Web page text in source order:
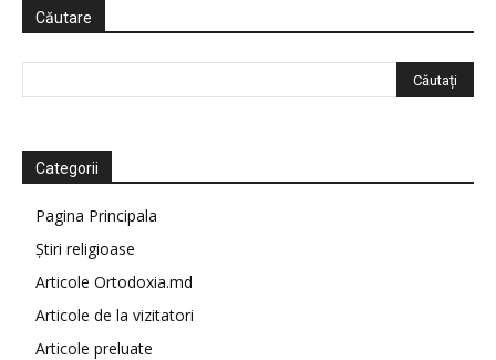
Căutare
Categorii
Pagina Principala
Știri religioase
Articole Ortodoxia.md
Articole de la vizitatori
Articole preluate